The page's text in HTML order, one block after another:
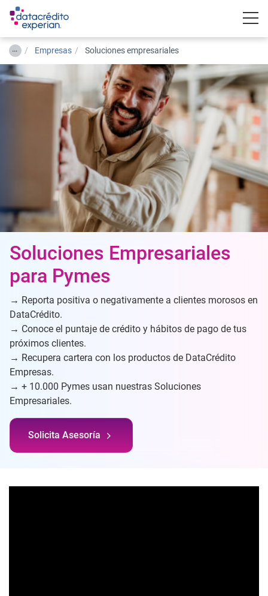
… Empresas Soluciones empresariales
Soluciones Empresariales
para Pymes
→ Reporta positiva o negativamente a clientes morosos en
DataCrédito.
→ Conoce el puntaje de crédito y hábitos de pago de tus
próximos clientes.
→ Recupera cartera con los productos de DataCrédito
Empresas.
→ + 10.000 Pymes usan nuestras Soluciones
Empresariales.
Solicita Asesoría